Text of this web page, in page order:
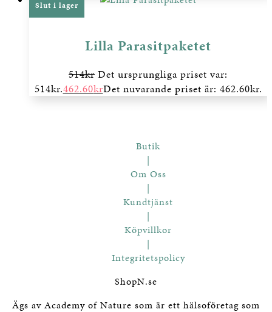
Slut i lager
Lilla Parasitpaketet
514kr Det ursprungliga priset var:
514kr.462.60krDet nuvarande priset är: 462.60kr.
Butik
|
Om Oss
|
Kundtjänst
|
Köpvillkor
|
Integritetspolicy
ShopN.se
Ägs av Academy of Nature som är ett hälsoföretag som